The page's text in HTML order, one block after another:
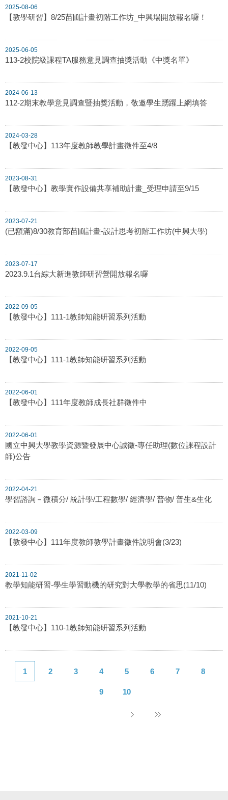
2025-08-06
【教學研習】8/25苗圃計畫初階工作坊_中興場開放報名囉！
2025-06-05
113-2校院級課程TA服務意見調查抽獎活動《中獎名單》
2024-06-13
112-2期末教學意見調查暨抽獎活動，敬邀學生踴躍上網填答
2024-03-28
【教發中心】113年度教師教學計畫徵件至4/8
2023-08-31
【教發中心】教學實作設備共享補助計畫_受理申請至9/15
2023-07-21
(已額滿)8/30教育部苗圃計畫-設計思考初階工作坊(中興大學)
2023-07-17
2023.9.1台綜大新進教師研習營開放報名囉
2022-09-05
【教發中心】111-1教師知能研習系列活動
2022-09-05
【教發中心】111-1教師知能研習系列活動
2022-06-01
【教發中心】111年度教師成長社群徵件中
2022-06-01
國立中興大學教學資源暨發展中心誠徵-專任助理(數位課程設計
師)公告
2022-04-21
學習諮詢－微積分/ 統計學/工程數學/ 經濟學/ 普物/ 普生&生化
2022-03-09
【教發中心】111年度教師教學計畫徵件說明會(3/23)
2021-11-02
教學知能研習-學生學習動機的研究對大學教學的省思(11/10)
2021-10-21
【教發中心】110-1教師知能研習系列活動
1 2 3 4 5 6 7 8
9 10